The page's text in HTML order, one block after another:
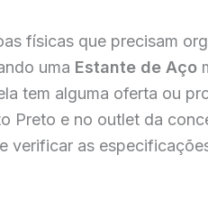
físicas que precisam
uma Estante de Aço
tem alguma oferta ou
Preto e no outlet da
verificar as